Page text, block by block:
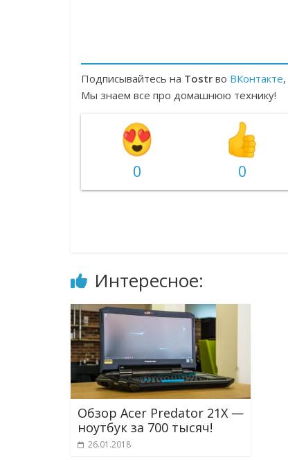
Подписывайтесь на Tostr во ВКонтакте,
Мы знаем все про домашнюю технику!
0 0
Интересное:
Обзор Acer Predator 21X —
ноутбук за 700 тысяч!
26.01.2018